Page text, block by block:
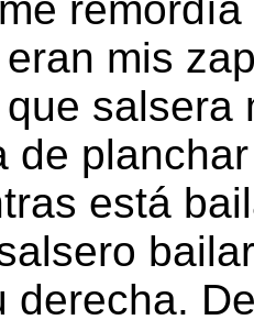
mis
salsera
de
está
derecha.